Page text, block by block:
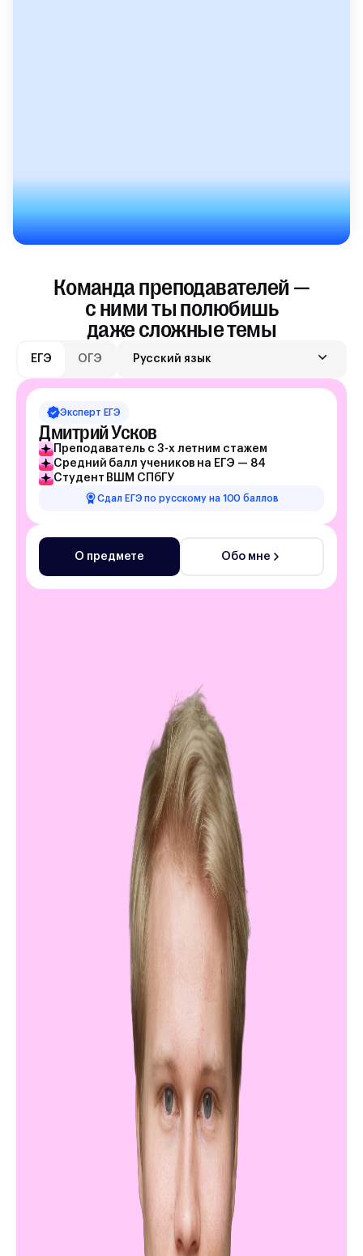
Команда преподавателей —
с ними ты полюбишь
даже сложные темы
ЕГЭ ОГЭ Русский язык
Дмитрий Усков
Эксперт ЕГЭ
Преподаватель с 3-х летним стажем
Средний балл учеников на ЕГЭ — 84
Студент ВШМ СПбГУ
Сдал ЕГЭ по русскому на 100 баллов
О предмете Обо мне